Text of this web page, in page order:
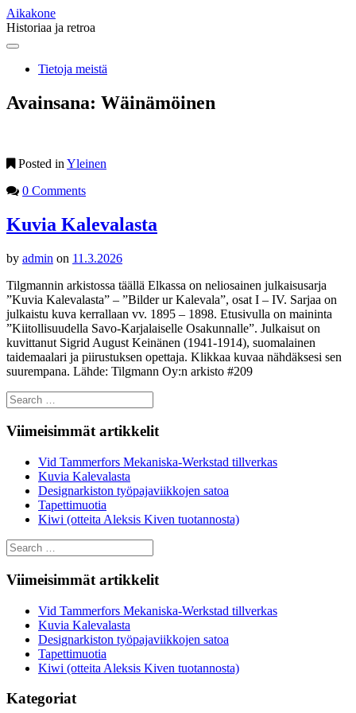
Aikakone
Historiaa ja retroa
Main
Skip
contentTietoja meistä
Avainsana: Wäinämöinen
Posted in Yleinen
0 Comments
Kuvia Kalevalasta
by admin on 11.3.2026
Tilgmannin arkistossa täällä Elkassa on neliosainen julkaisusarja
”Kuvia Kalevalasta” – ”Bilder ur Kalevala”, osat I – IV. Sarjaa on
julkaistu kuva kerrallaan vv. 1895 – 1898. Etusivulla on maininta
”Kiitollisuudella Savo-Karjalaiselle Osakunnalle”. Julkaisut on
kuvittanut Sigrid August Keinänen (1941-1914), suomalainen
taidemaalari ja piirustuksen opettaja. Klikkaa kuvaa nähdäksesi sen
suurempana. Lähde: Tilgmann Oy:n arkisto #209
Search
for:
Viimeisimmät artikkelit
Vid Tammerfors Mekaniska-Werkstad tillverkas
Kuvia Kalevalasta
Designarkiston työpajaviikkojen satoa
Tapettimuotia
Kiwi (otteita Aleksis Kiven tuotannosta)
Search
for:
Viimeisimmät artikkelit
Vid Tammerfors Mekaniska-Werkstad tillverkas
Kuvia Kalevalasta
Designarkiston työpajaviikkojen satoa
Tapettimuotia
Kiwi (otteita Aleksis Kiven tuotannosta)
Kategoriat